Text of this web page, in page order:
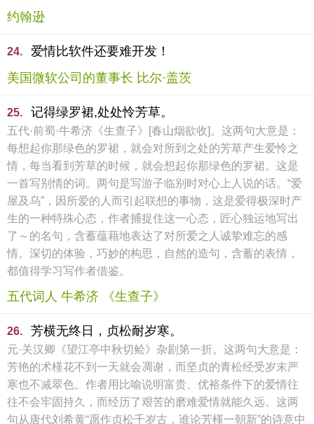
约翰逊
24.
爱情比软件还要难开发！
美国微软公司的董事长 比尔·盖茨
25. 记得绿罗裙,处处怜芳草。
五代·前蜀·牛希济《生查子》[春山烟欲收]。这两句大意是：
每想起你那绿色的罗裙，就会对所到之处的芳草产生爱怜之
情，每当看到芳草的时候，就会想起你那绿色的罗裙。这是
一首写别情的词。两句是写游子临别时对心上人说的话。“爱
屋及乌”，因所爱的人而引起联想的事物，这是爱得极深时产
生的一种特殊心态，作者捕捉住这一心态，匠心独运地写出
了～的名句，含蓄蕴藉地表达了对所爱之人诚挚难忘的感
情。深切的体验，巧妙的构思，自然的造句，含蓄的表情，
都值得学习写作者借鉴。
五代词人 牛希济 《生查子》
26. 芳横无终日，贞松耐岁寒。
元·关汉卿《望江亭中秋切鲙》杂剧第一折。这两句大意是：
芳艳的术槿花不到一天就会凋谢，而坚贞的青松经受岁末严
寒也不减翠色。作者用比喻说明富贵、优裕条件下的爱情往
往不会牢固持久，而经历了艰苦的磨难爱情就能久远。这两
句从唐代刘希黄“愿作贞松千岁古，谁论芳槿一朝新”的诗意中